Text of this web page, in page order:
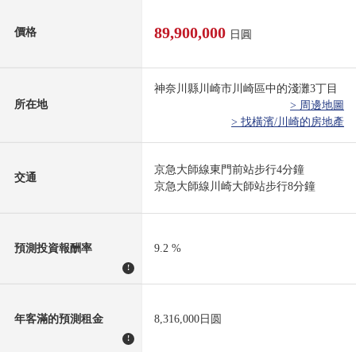
價格 89,900,000 日圓
所在地
神奈川縣川崎市川崎區中的淺灘3丁目
> 周邊地圖
> 找橫濱/川崎的房地產
交通
京急大師線東門前站步行4分鐘
京急大師線川崎大師站步行8分鐘
預測投資報酬率
!
9.2 %
年客滿的預測租金
!
8,316,000日圆